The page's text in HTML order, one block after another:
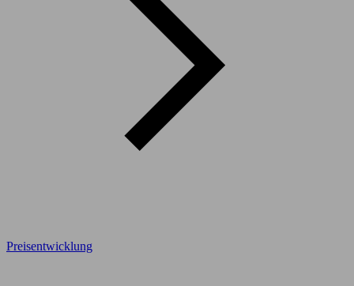
Preisentwicklung